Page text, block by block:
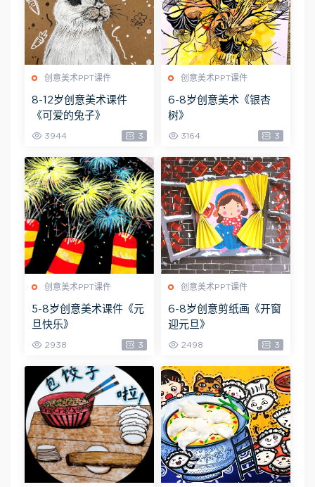
创意美术PPT课件
8-12岁创意美术课件
《可爱的兔子》
3944 3
创意美术PPT课件
6-8岁创意美术《银杏
树》
3164 3
创意美术PPT课件
5-8岁创意美术课件《元
旦快乐》
2938 3
创意美术PPT课件
6-8岁创意剪纸画《开窗
迎元旦》
2498 3